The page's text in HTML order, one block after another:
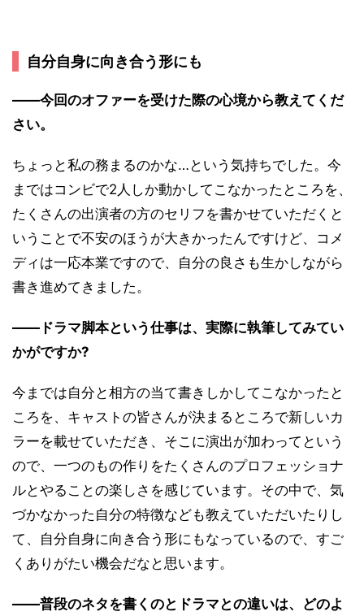
自分自身に向き合う形にも
――今回のオファーを受けた際の心境から教えてくだ
さい。
ちょっと私の務まるのかな…という気持ちでした。今
まではコンビで2人しか動かしてこなかったところを、
たくさんの出演者の方のセリフを書かせていただくと
いうことで不安のほうが大きかったんですけど、コメ
ディは一応本業ですので、自分の良さも生かしながら
書き進めてきました。
――ドラマ脚本という仕事は、実際に執筆してみてい
かがですか?
今までは自分と相方の当て書きしかしてこなかったと
ころを、キャストの皆さんが決まるところで新しいカ
ラーを載せていただき、そこに演出が加わってという
ので、一つのもの作りをたくさんのプロフェッショナ
ルとやることの楽しさを感じています。その中で、気
づかなかった自分の特徴なども教えていただいたりし
て、自分自身に向き合う形にもなっているので、すご
くありがたい機会だなと思います。
――普段のネタを書くのとドラマとの違いは、どのよ